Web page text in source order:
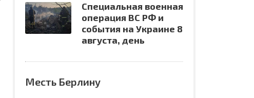
Специальная военная
операция ВС РФ и
события на Украине 8
августа, день
Месть Берлину